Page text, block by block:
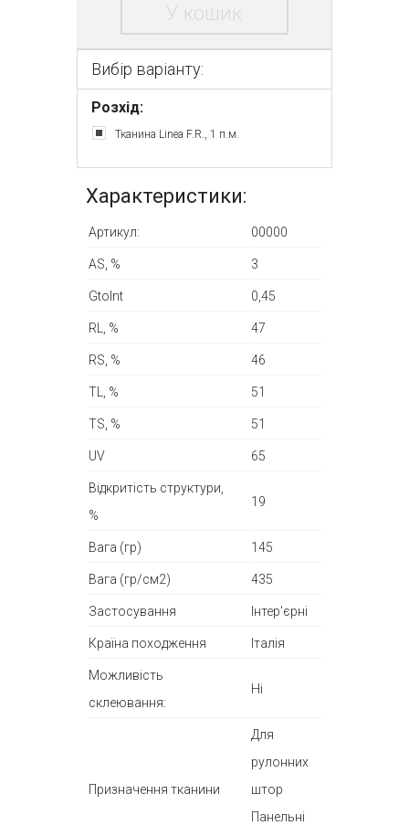
У кошик
Вибір варіанту:
Розхід:
Тканина Linea F.R., 1 п.м.
Характеристики:
Артикул: 00000
AS, % 3
GtoInt 0,45
RL, % 47
RS, % 46
TL, % 51
TS, % 51
UV 65
Відкритість структури,
%
19
Вага (гр) 145
Вага (гр/см2) 435
Застосування Інтер'єрні
Країна походження Італія
Можливість
склеювання:
Ні
Призначення тканини
Для
рулонних
штор
Панельні